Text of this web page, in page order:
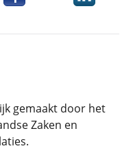
gemaakt door het
Zaken en